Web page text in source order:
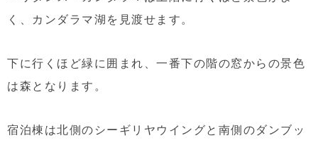
く、カンダラマ湖を見渡せます。
下に行くほど緑に囲まれ、一番下の階の窓からの景色
は森となります。
宿泊棟は北側のシーギリヤウイングと南側のダンブッ